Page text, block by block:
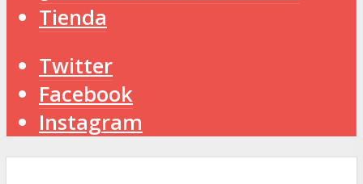
Tienda
Twitter
Facebook
Instagram